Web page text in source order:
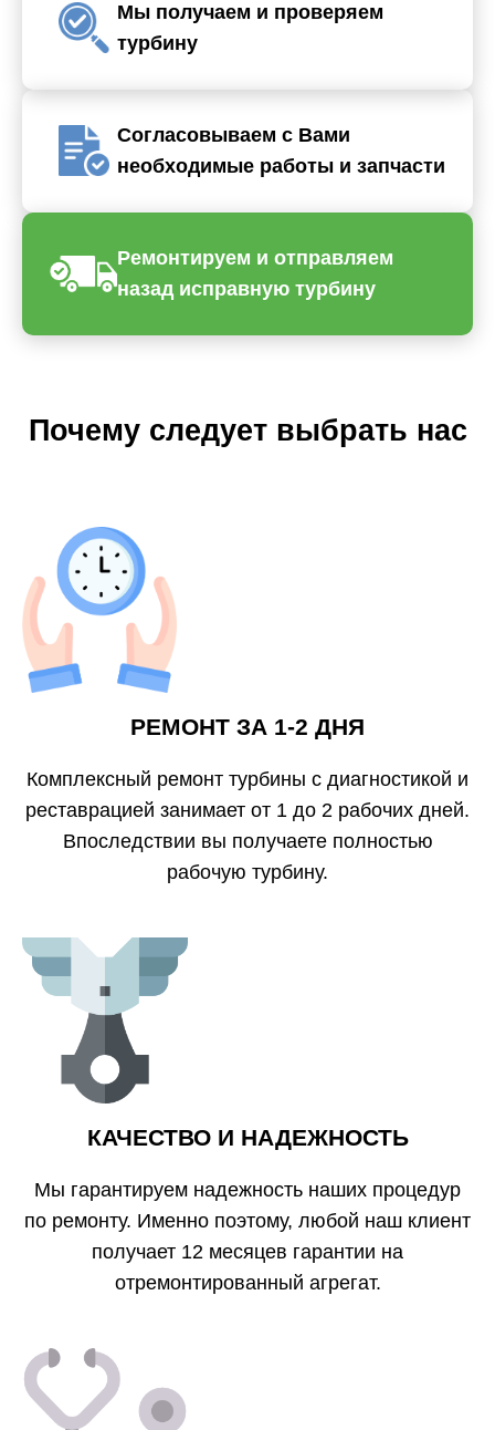
Мы получаем и проверяем
турбину
Согласовываем с Вами
необходимые работы и запчасти
Ремонтируем и отправляем
назад исправную турбину
Почему следует выбрать нас
РЕМОНТ ЗА 1-2 ДНЯ
Комплексный ремонт турбины с диагностикой и
реставрацией занимает от 1 до 2 рабочих дней.
Впоследствии вы получаете полностью
рабочую турбину.
КАЧЕСТВО И НАДЕЖНОСТЬ
Мы гарантируем надежность наших процедур
по ремонту. Именно поэтому, любой наш клиент
получает 12 месяцев гарантии на
отремонтированный агрегат.